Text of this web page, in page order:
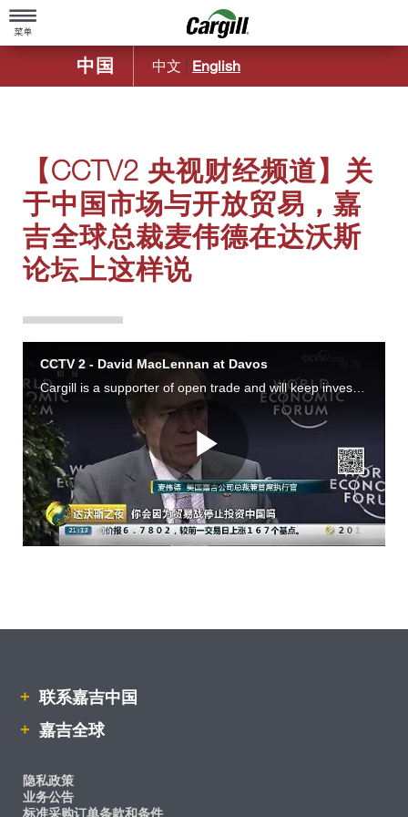
嘉吉概览
公司简介
造福社区
百年基业
嘉吉中国50年历程
产品与服务
农业
动物营养
嘉吉远洋运输部
嘉吉生物工业
嘉吉风险管理部
嘉吉美丽护理
制药
职业发展
可持续发展
新闻中心
媒体报道
嘉吉中国业务分布
嘉吉全球
联系嘉吉中国
中国 中文 | English
【CCTV2 央视财经频道】关
于中国市场与开放贸易，嘉
吉全球总裁麦伟德在达沃斯
论坛上这样说
联系嘉吉中国
嘉吉全球
隐私政策
业务公告
标准采购订单条款和条件